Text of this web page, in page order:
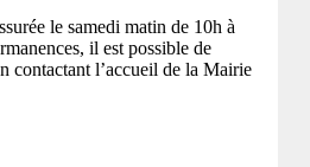
le samedi matin de 10h à
il est possible de
contactant l’accueil de la Mairie